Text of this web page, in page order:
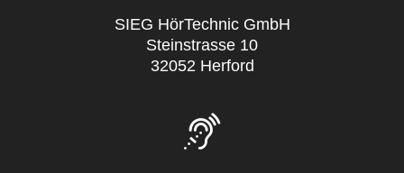
SIEG HörTechnic GmbH
Steinstrasse 10
32052 Herford